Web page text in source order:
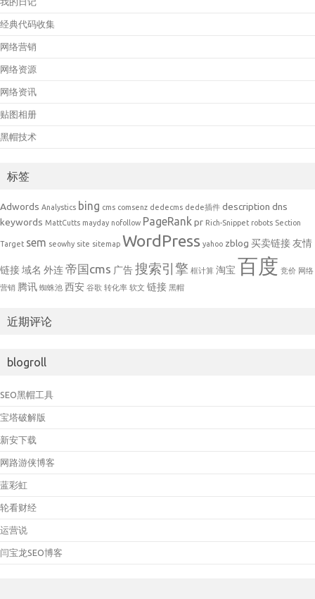
经典代码收集
网络营销
网络资源
网络资讯
贴图相册
黑帽技术
标签
Adwords Analystics bing cms comsenz dedecms dede插件 description dns
keywords MattCutts mayday nofollow PageRank pr Rich-Snippet robots Section
Target sem seowhy site sitemap WordPress yahoo zblog 买卖链接友情
链接域名 外连帝国cms 广告搜索引擎 框计算 淘宝 百度 竞价 网络
营销 腾讯 蜘蛛池 西安 谷歌 转化率 软文 链接 黑帽
近期评论
blogroll
SEO黑帽工具
宝塔破解版
新安下载
网路游侠博客
蓝彩虹
轮看财经
运营说
闫宝龙SEO博客